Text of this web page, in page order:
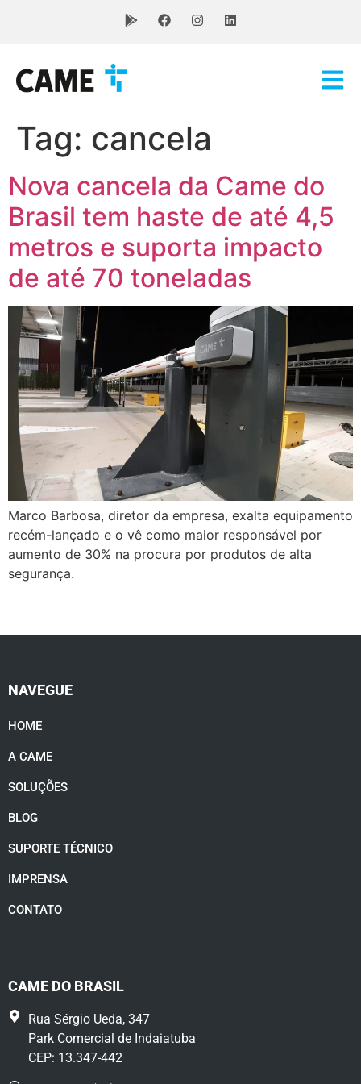
Tag: cancela
Nova cancela da Came do
Brasil tem haste de até 4,5
metros e suporta impacto
de até 70 toneladas
Marco Barbosa, diretor da empresa, exalta equipamento
recém-lançado e o vê como maior responsável por
aumento de 30% na procura por produtos de alta
segurança.
NAVEGUE
HOME
A CAME
SOLUÇÕES
BLOG
SUPORTE TÉCNICO
IMPRENSA
CONTATO
CAME DO BRASIL
Rua Sérgio Ueda, 347
Park Comercial de Indaiatuba
CEP: 13.347-442